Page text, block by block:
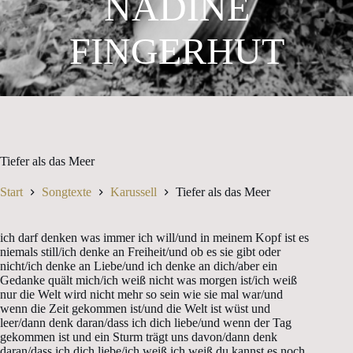
FINGERHUT
Tiefer als das Meer
Start Songtexte Karussell Tiefer als das Meer
ich darf denken was immer ich will/und in meinem Kopf ist es
niemals still/ich denke an Freiheit/und ob es sie gibt oder
nicht/ich denke an Liebe/und ich denke an dich/aber ein
Gedanke quält mich/ich weiß nicht was morgen ist/ich weiß
nur die Welt wird nicht mehr so sein wie sie mal war/und
wenn die Zeit gekommen ist/und die Welt ist wüst und
leer/dann denk daran/dass ich dich liebe/und wenn der Tag
gekommen ist und ein Sturm trägt uns davon/dann denk